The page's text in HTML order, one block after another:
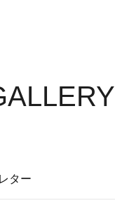
レター